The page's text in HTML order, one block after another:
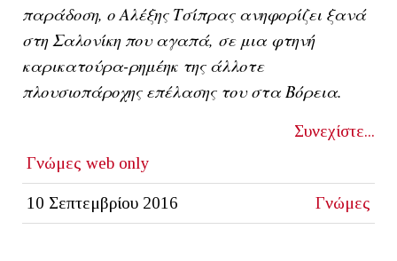
παράδοση, ο Αλέξης Τσίπρας ανηφορίζει ξανά
στη Σαλονίκη που αγαπά, σε μια φτηνή
καρικατούρα-ρημέηκ της άλλοτε
πλουσιοπάροχης επέλασης του στα Βόρεια.
Συνεχίστε...
Γνώμες web only
10 Σεπτεμβρίου 2016 Γνώμες